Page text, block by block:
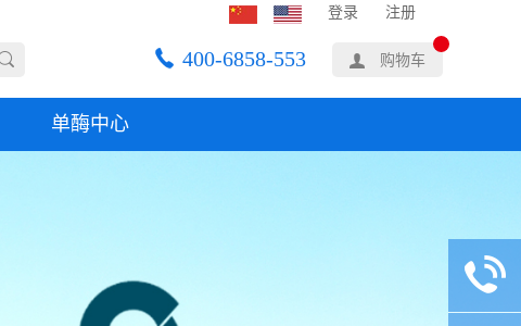
购物车
400-6858-553
登录 注册
单酶中心